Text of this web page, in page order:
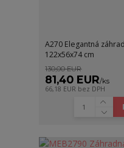
A270 Elegantná
122x56x74 cm
130,00 EUR
81,40 EUR/ks
66,18 EUR bez DPH